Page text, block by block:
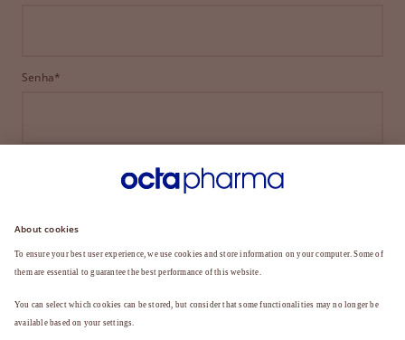
Senha*
ENTRAR
ESQUECEU SUA SENHA?
Ainda não é membro?